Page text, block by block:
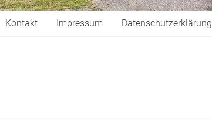
Kontakt Impressum Datenschutzerklärung